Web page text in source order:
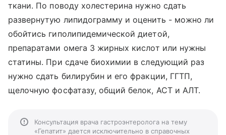
ткани. По поводу холестерина нужно сдать
развернутую липидограмму и оценить - можно ли
обойтись гиполипидемической диетой,
препаратами омега 3 жирных кислот или нужны
статины. При сдаче биохимии в следующий раз
нужно сдать билирубин и его фракции, ГГТП,
щелочную фосфатазу, общий белок, АСТ и АЛТ.
Консультация врача гастроэнтеролога на тему
«Гепатит» дается исключительно в справочных